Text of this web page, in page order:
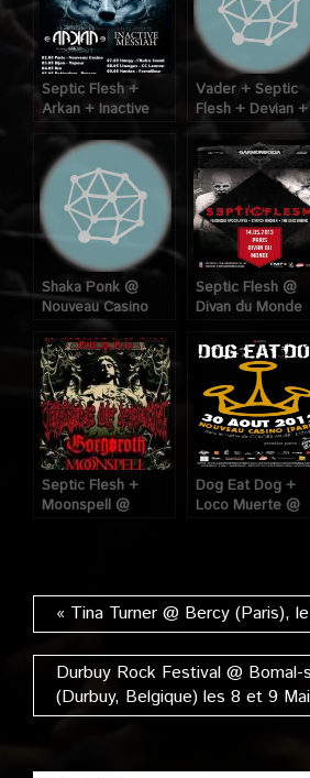
Septic Flesh +
Arkan + Inactive
Messiah @ MJC de
St-André (Lille), le
12 Mai 2009
Vader + Septic
Flesh + Devian +
Inactive Messiah
La Loco (Paris),
1er Mai 2008
Shaka Ponk @
Nouveau Casino
(Paris), le 04 Mars
2009
Septic Flesh @
Divan du Monde
14/05/2013
Septic Flesh +
Moonspell @
Dog Eat Dog +
Loco Muerte @
« Tina Turner @ Bercy (Paris),
Durbuy Rock Festival @ Bomal-
(Durbuy, Belgique) les 8 et 9